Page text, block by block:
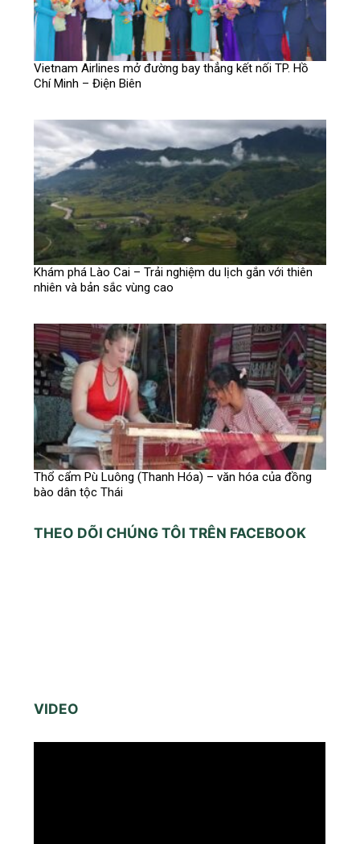
Vietnam Airlines mở đường bay thẳng kết nối TP. Hồ
Chí Minh – Điện Biên
Khám phá Lào Cai – Trải nghiệm du lịch gắn với thiên
nhiên và bản sắc vùng cao
Thổ cẩm Pù Luông (Thanh Hóa) – văn hóa của đồng
bào dân tộc Thái
THEO DÕI CHÚNG TÔI TRÊN FACEBOOK
VIDEO